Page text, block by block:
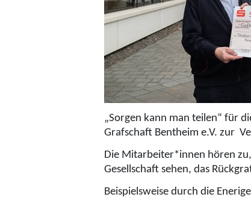
„Sorgen kann man teilen“ für
Grafschaft Bentheim e.V. zur
Die Mitarbeiter*innen hören
Gesellschaft sehen, das
Beispielsweise durch die